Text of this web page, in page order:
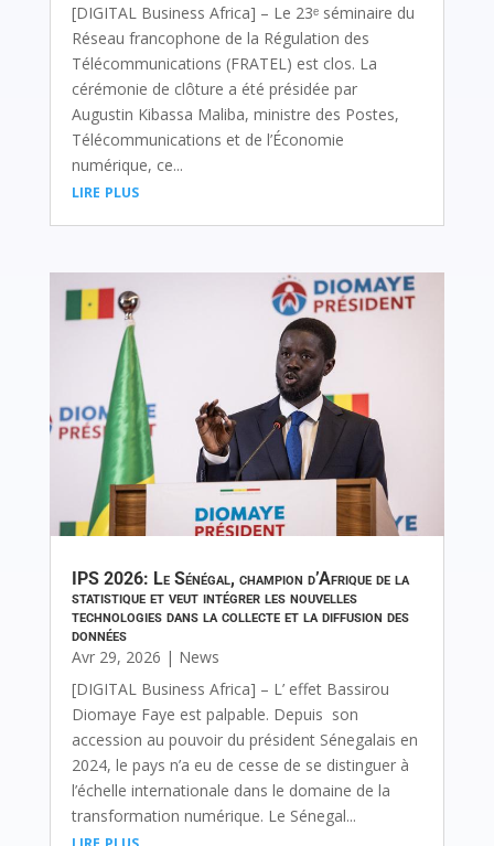
[DIGITAL Business Africa] – Le 23ᵉ séminaire du
Réseau francophone de la Régulation des
Télécommunications (FRATEL) est clos. La
cérémonie de clôture a été présidée par
Augustin Kibassa Maliba, ministre des Postes,
Télécommunications et de l’Économie
numérique, ce...
lire plus
IPS 2026: Le Sénégal, champion d’Afrique de la
statistique et veut intégrer les nouvelles
technologies dans la collecte et la diffusion des
données
Avr 29, 2026 | News
[DIGITAL Business Africa] – L’ effet Bassirou
Diomaye Faye est palpable. Depuis son
accession au pouvoir du président Sénegalais en
2024, le pays n’a eu de cesse de se distinguer à
l’échelle internationale dans le domaine de la
transformation numérique. Le Sénegal...
lire plus